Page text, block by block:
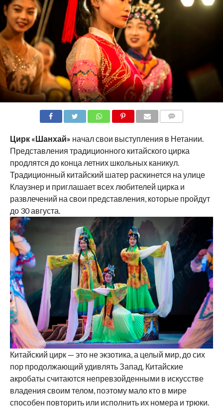
Цирк «Шанхай» начал свои выступления в Нетании.
Представления традиционного китайского цирка
продлятся до конца летних школьных каникул.
Традиционный китайский шатер раскинется на улице
Клаузнер и приглашает всех любителей цирка и
развлечений на свои представления, которые пройдут
до 30 августа.
Китайский цирк — это не экзотика, а целый мир, до сих
пор продолжающий удивлять Запад. Китайские
акробаты считаются непревзойденными в искусстве
владения своим телом, поэтому мало кто в мире
способен повторить или исполнить их номера и трюки.